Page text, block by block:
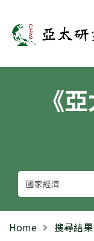
亞太研究
《
Home 搜尋結果